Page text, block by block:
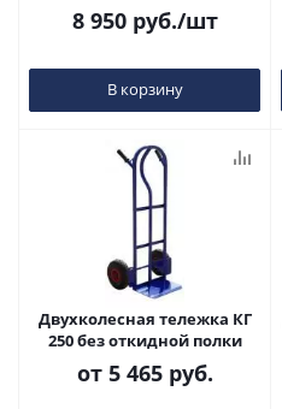
8 950руб./шт
В корзину
Двухколесная тележка КГ
250 без откидной полки
от 5 465 руб.